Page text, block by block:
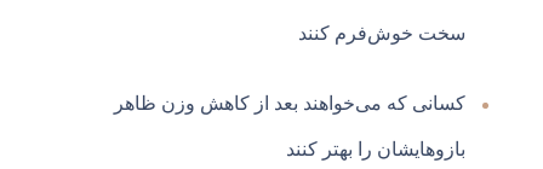
سخت خوش‌فرم کنند
کسانی که می‌خواهند بعد از کاهش وزن ظاهر
بازوهایشان را بهتر کنند